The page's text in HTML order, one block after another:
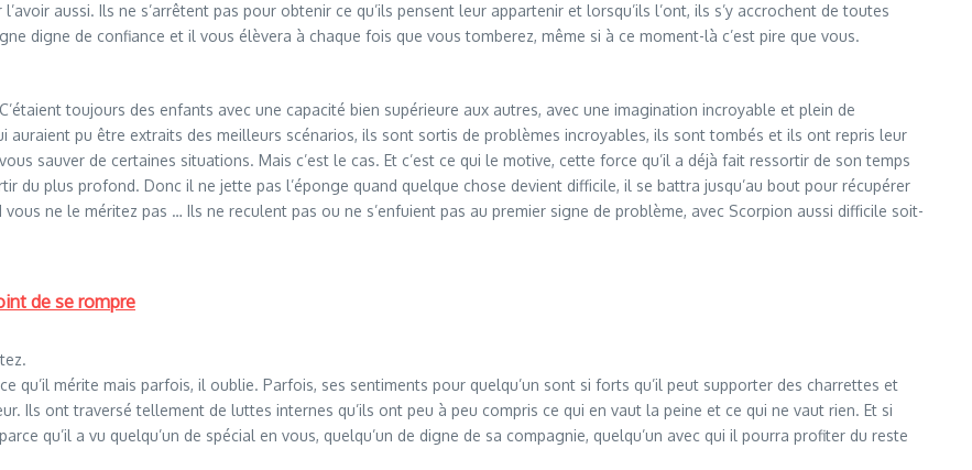
aussi. Ils ne s’arrêtent pas pour obtenir ce qu’ils pensent leur appartenir et lorsqu’ils l’ont, ils s’y accrochent de toutes
digne de confiance et il vous élèvera à chaque fois que vous tomberez, même si à ce moment-là c’est pire que vous.
toujours des enfants avec une capacité bien supérieure aux autres, avec une imagination incroyable et plein de
auraient pu être extraits des meilleurs scénarios, ils sont sortis de problèmes incroyables, ils sont tombés et ils ont repris leur
sauver de certaines situations. Mais c’est le cas. Et c’est ce qui le motive, cette force qu’il a déjà fait ressortir de son temps
du plus profond. Donc il ne jette pas l’éponge quand quelque chose devient difficile, il se battra jusqu’au bout pour récupérer
ne le méritez pas … Ils ne reculent pas ou ne s’enfuient pas au premier signe de problème, avec Scorpion aussi difficile soit-
de se rompre
qu’il mérite mais parfois, il oublie. Parfois, ses sentiments pour quelqu’un sont si forts qu’il peut supporter des charrettes et
Ils ont traversé tellement de luttes internes qu’ils ont peu à peu compris ce qui en vaut la peine et ce qui ne vaut rien. Et si
qu’il a vu quelqu’un de spécial en vous, quelqu’un de digne de sa compagnie, quelqu’un avec qui il pourra profiter du reste